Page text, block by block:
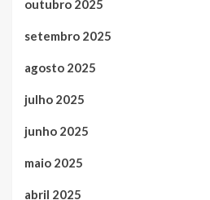
outubro 2025
setembro 2025
agosto 2025
julho 2025
junho 2025
maio 2025
abril 2025